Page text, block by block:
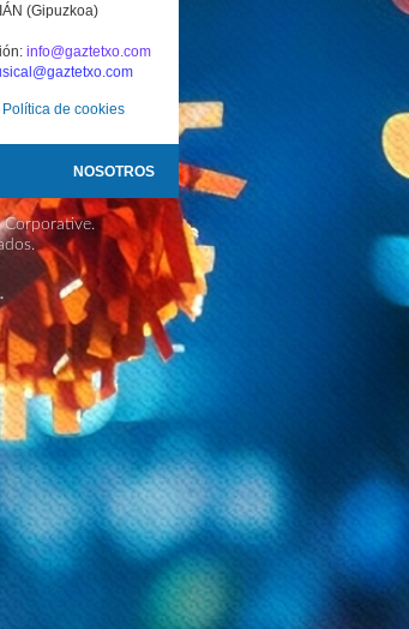
(Gipuzkoa)
info@gaztetxo.com
Política de cookies
NOSOTROS